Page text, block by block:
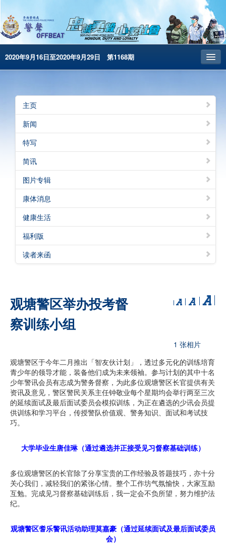
2020年9月16日至2020年9月29日 第1168期
昔日警声
警务处主页
繁體版
English
电子书版
主页
新闻
特写
简讯
图片专辑
康体消息
健康生活
福利版
读者来函
观塘警区举办投考督
察训练小组
1 张相片
观塘警区于今年二月推出「智友伙计划」，透过多元化的训练培育
青少年的领导才能，装备他们成为未来领袖。参与计划的其中十名
少年警讯会员有志成为警务督察，为此多位观塘警区长官提供有关
资讯及意见，警区警民关系主任钟敬业每个星期均会举行两至三次
的延续面试及最后面试委员会模拟训练，为正在遴选的少讯会员提
供训练和学习平台，传授警队价值观、警务知识、面试和考试技
巧。
大学毕业生唐佳琳（通过遴选并正接受见习督察基础训练）
多位观塘警区的长官除了分享宝贵的工作经验及答题技巧，亦十分
关心我们，减轻我们的紧张心情。整个工作坊气氛愉快，大家互励
互勉。完成见习督察基础训练后，我一定会不负所望，努力维护法
纪。
观塘警区耆乐警讯活动助理莫嘉豪（通过延续面试及最后面试委员
会）